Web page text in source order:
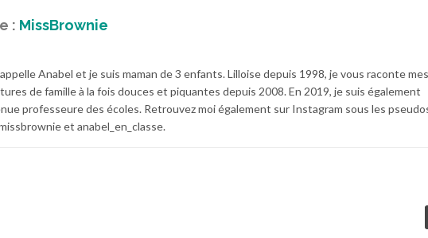
: MissBrownie
Anabel et je suis maman de 3 enfants. Lilloise depuis 1998, je vous raconte mes
de famille à la fois douces et piquantes depuis 2008. En 2019, je suis également
professeure des écoles. Retrouvez moi également sur Instagram sous les
et anabel_en_classe.